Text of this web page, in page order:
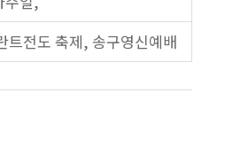
트전도 축제, 송구영신예배